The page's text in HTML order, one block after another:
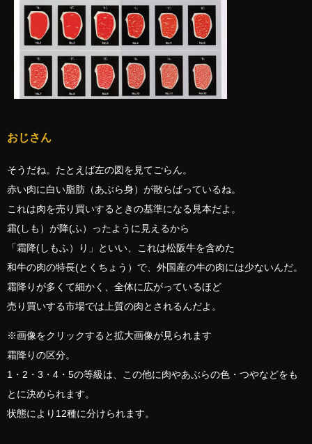
おじさん
そうだね。たとえば左の図を見てごらん。
赤い肉に白い脂肪（あぶら身）が散らばっているね。
これは肉を売り買いするときの基準になる見本だよ。
霜(しも）が降(ふ）ったように見えるから
「霜降(しもふ）り」といい、これは松阪牛を含めた
和牛の肉の特長(とくちょう）で、外国産の牛の肉には少ないんだ。
霜降りが多くて細かく、全体に広がっているほど
売り買いする市場では上質の肉とされるんだよ。
※画像をクリックすると拡大画像が見られます
霜降りの区分。
1・2・3・4・5の等級は、この他に肉やあぶらの色・つやなどをも
とに決められます。
状態により12種に分けられます。